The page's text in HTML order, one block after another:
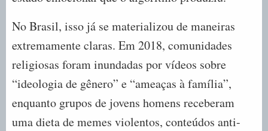
No Brasil, isso já se materializou de maneiras
extremamente claras. Em 2018, comunidades
religiosas foram inundadas por vídeos sobre
“ideologia de gênero” e “ameaças à família”,
enquanto grupos de jovens homens receberam
uma dieta de memes violentos, conteúdos anti-